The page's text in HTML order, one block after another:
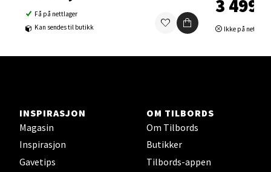
Få på nettlager
Kan sendes til butikk
3 499,-
Ikke på
INSPIRASJON
Magasin
Inspirasjon
Gavetips
OM TILBORDS
Om Tilbords
Butikker
Tilbords-appen
Åpent i dag 10-21
0 i butikk
Sortland - Sortland Storsenter
Strangata 26, 8400 Sortland
Åpent i dag 10-19